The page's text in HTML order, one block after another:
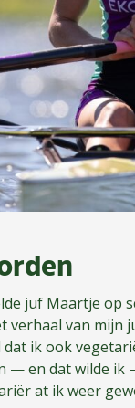
juf Maartje op
verhaal van mijn
ik ook
en dat wilde ik
at ik weer